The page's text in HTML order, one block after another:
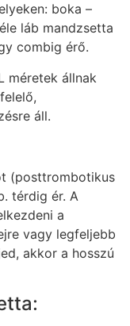
boka –
láb mandzsetta
combig érő.
méretek állnak
áll.
(posttrombotikus
térdig ér. A
a
vagy legfeljebb
akkor a hosszú